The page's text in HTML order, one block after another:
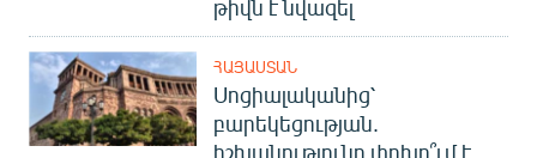
թիվն է նվազել
ՀԱՅԱՍՏԱՆ
Սոցիալականից՝
բարեկեցության.
իշխանությունը փոխո՞ւմ է